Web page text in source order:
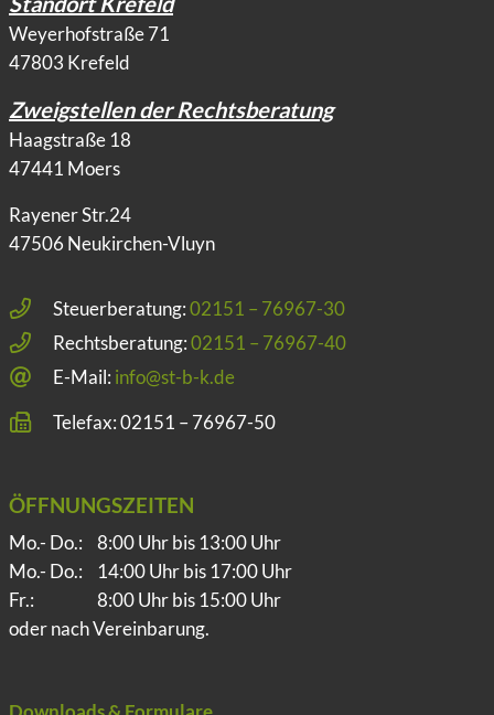
Weyerhofstraße 71
47803 Krefeld
Zweigstellen der Rechtsberatung
Haagstraße 18
47441 Moers
Rayener Str.24
47506 Neukirchen-Vluyn
Steuerberatung:02151 – 76967-30
Rechtsberatung:02151 – 76967-40
E-Mail: info@st-b-k.de
Telefax: 02151 – 76967-50
ÖFFNUNGSZEITEN
Mo.- Do.:
8:00 Uhr bis 13:00 Uhr
Mo.- Do.:
14:00 Uhr bis 17:00 Uhr
Fr.:
8:00 Uhr bis 15:00 Uhr
oder nach Vereinbarung.